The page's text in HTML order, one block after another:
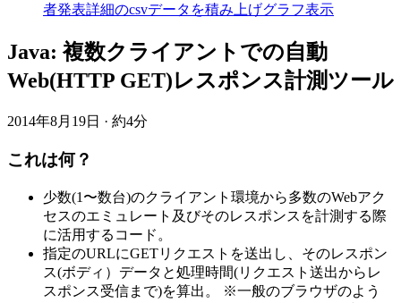
者発表詳細のcsvデータを積み上げグラフ表示
Java: 複数クライアントでの自動
Web(HTTP GET)レスポンス計測ツール
2014年8月19日 · 約4分
これは何？
少数(1〜数台)のクライアント環境から多数のWebアク
セスのエミュレート及びそのレスポンスを計測する際
に活用するコード。
指定のURLにGETリクエストを送出し、そのレスポン
ス(ボディ）データと処理時間(リクエスト送出からレ
スポンス受信まで)を算出。 ※一般のブラウザのよう